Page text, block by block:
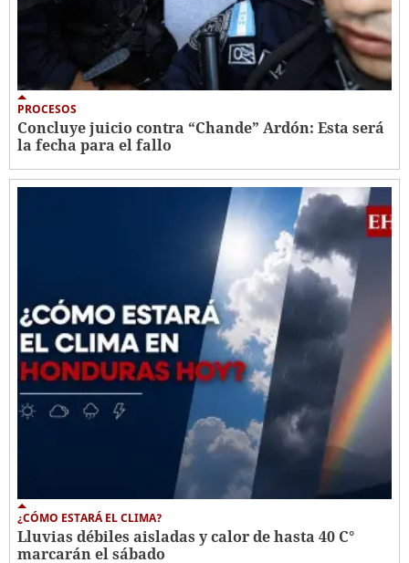
PROCESOS
Concluye juicio contra “Chande” Ardón: Esta será
la fecha para el fallo
¿CÓMO ESTARÁ EL CLIMA?
Lluvias débiles aisladas y calor de hasta 40 C°
marcarán el sábado